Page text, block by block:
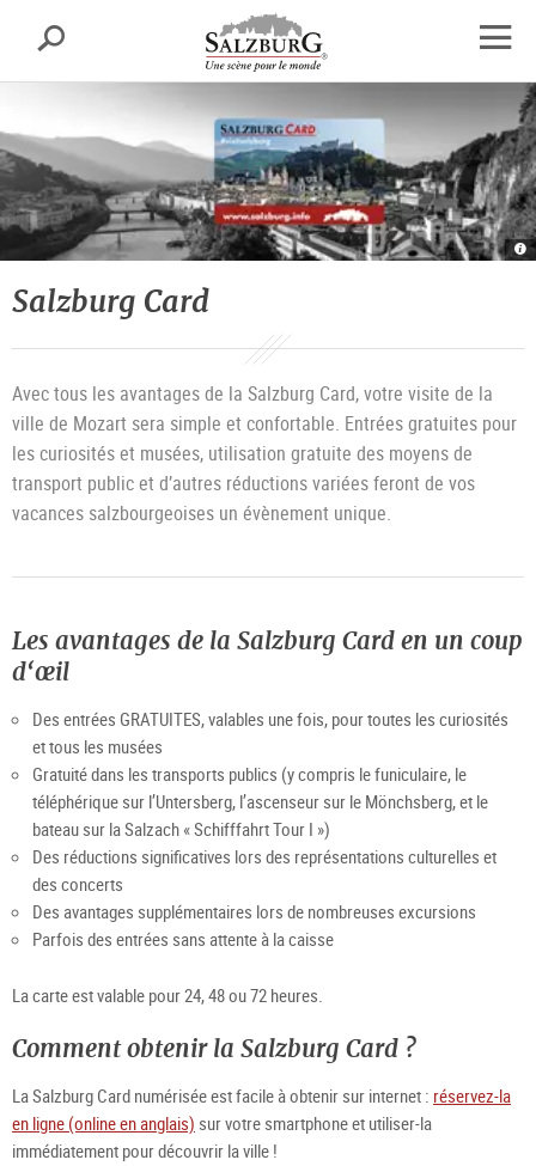
sr.skipnav.Zum
Inhalt
springen
sr.skipnav.Zum
Hauptmenü
springen
sr.skipnav.Zu
den
Kontaktinformationen
Recherche
Salzburg Card
Avec tous les avantages de la Salzburg Card, votre visite de la
ville de Mozart sera simple et confortable. Entrées gratuites pour
les curiosités et musées, utilisation gratuite des moyens de
transport public et d’autres réductions variées feront de vos
vacances salzbourgeoises un évènement unique.
Les avantages de la Salzburg Card en un coup
d‘œil
Des entrées GRATUITES, valables une fois, pour toutes les curiosités
et tous les musées
Gratuité dans les transports publics (y compris le funiculaire, le
téléphérique sur l’Untersberg, l’ascenseur sur le Mönchsberg, et le
bateau sur la Salzach « Schifffahrt Tour I »)
Des réductions significatives lors des représentations culturelles et
des concerts
Des avantages supplémentaires lors de nombreuses excursions
Parfois des entrées sans attente à la caisse
La carte est valable pour 24, 48 ou 72 heures.
Comment obtenir la Salzburg Card ?
La Salzburg Card numérisée est facile à obtenir sur internet : réservez-la
en ligne (online en anglais) sur votre smartphone et utiliser-la
immédiatement pour découvrir la ville !